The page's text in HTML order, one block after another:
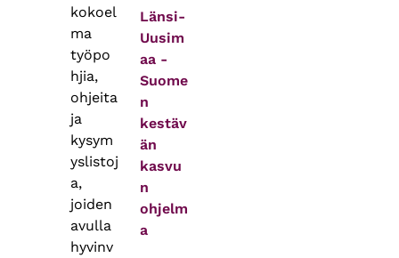
kokoel
ma
työpo
hjia,
ohjeita
ja
kysym
yslistoj
a,
joiden
avulla
hyvinv
Länsi-
Uusim
aa -
Suome
n
kestäv
än
kasvu
n
ohjelm
a